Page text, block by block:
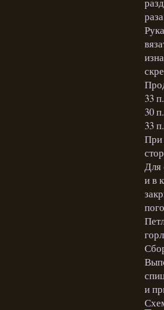
33
30
33
При
Для
и в
и